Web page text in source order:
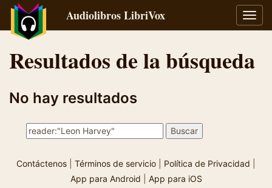
Audiolibros LibriVox
Resultados de la búsqueda
No hay resultados
Contáctenos Términos de servicio Política de Privacidad
App para Android
App para iOS